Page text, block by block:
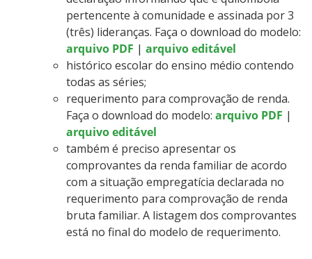
pertencente à comunidade e assinada por 3
(três) lideranças. Faça o download do modelo:
arquivo PDF | arquivo editável
histórico escolar do ensino médio contendo
todas as séries;
requerimento para comprovação de renda.
Faça o download do modelo: arquivo PDF |
arquivo editável
também é preciso apresentar os
comprovantes da renda familiar de acordo
com a situação empregatícia declarada no
requerimento para comprovação de renda
bruta familiar. A listagem dos comprovantes
está no final do modelo de requerimento.